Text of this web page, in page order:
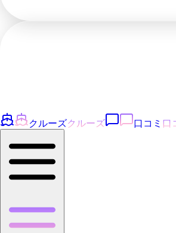
クルーズクルーズ 口コミ 口